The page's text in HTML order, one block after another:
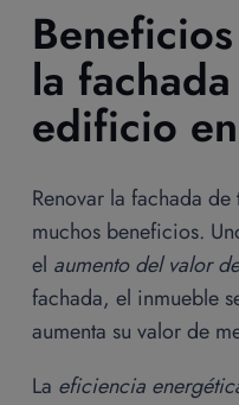
la
edificio
Renovar la fachada
muchos beneficios.
el aumento del valor
fachada, el inmueble
aumenta su valor de
La eficiencia